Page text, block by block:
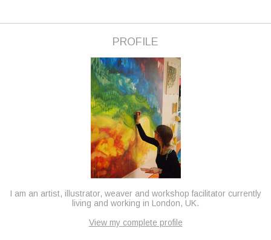
PROFILE
I am an artist, illustrator, weaver and workshop facilitator currently
living and working in London, UK.
View my complete profile